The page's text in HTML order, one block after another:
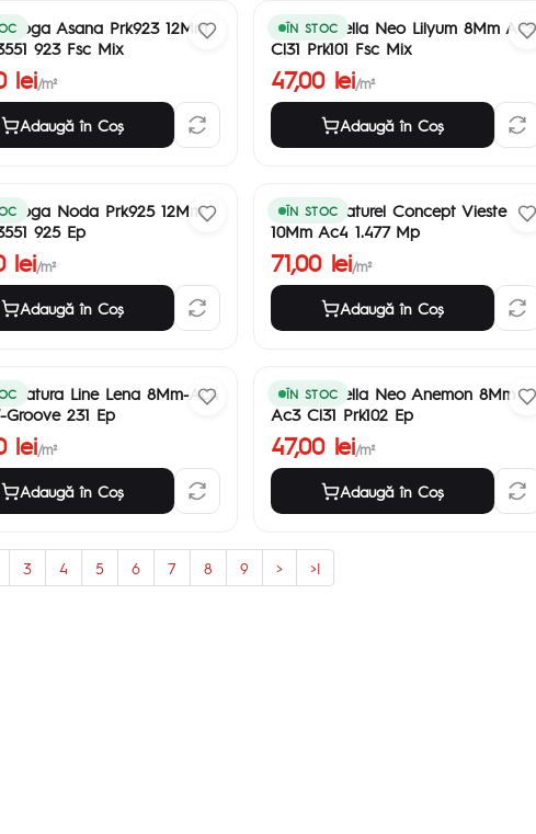
Yoga Asana Prk923 12Mm
923 Fsc Mix
lei/m²
Adaugă în Coş
ÎN STOC
Parchet Bella Neo Lilyum 8Mm Ac3
Cl31 Prk101 Fsc Mix
47,00 lei/m²
Adaugă în Coş
Yoga Noda Prk925 12Mm
925 Ep
lei/m²
Adaugă în Coş
ÎN STOC
Parchet Naturel Concept Vieste
10Mm Ac4 1.477 Mp
71,00 lei/m²
Adaugă în Coş
Natura Line Lena 8Mm-Ac4
Groove 231 Ep
lei/m²
Adaugă în Coş
ÎN STOC
Parchet Bella Neo Anemon 8Mm
Ac3 Cl31 Prk102 Ep
47,00 lei/m²
Adaugă în Coş
3 4 5 6 7 8 9 > >|